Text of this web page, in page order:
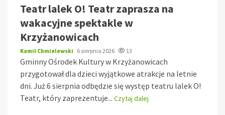
Teatr lalek O! Teatr zaprasza na
wakacyjne spektakle w
Krzyżanowicach
Kamil Chmielewski 6 sierpnia 2026 13
Gminny Ośrodek Kultury w Krzyżanowicach
przygotował dla dzieci wyjątkowe atrakcje na letnie
dni. Już 6 sierpnia odbędzie się występ teatru lalek O!
Teatr, który zaprezentuje... Czytaj dalej